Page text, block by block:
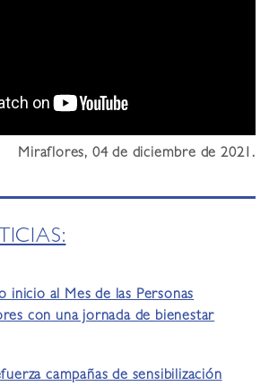
Miraflores, 04 de diciembre de 2021.
inicio al Mes de las Personas
con una jornada de bienestar
campañas de sensibilización